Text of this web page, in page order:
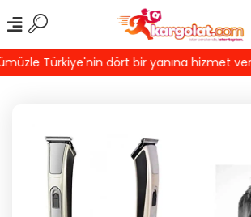
Türkiye'nin dört bir yanına hizmet